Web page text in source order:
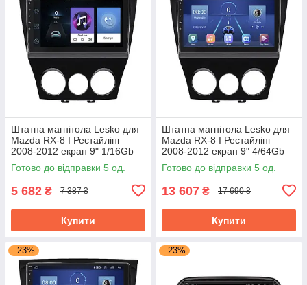
Штатна магнітола Lesko для
Mazda RX-8 I Рестайлінг
2008-2012 екран 9" 1/16Gb
Wi-Fi GPS Base
Готово до відправки 5 од.
5 682 ₴ 7 387 ₴
Купити
Штатна магнітола Lesko для
Mazda RX-8 I Рестайлінг
2008-2012 екран 9" 4/64Gb
4G Wi-Fi GPS Top
Готово до відправки 5 од.
13 607 ₴ 17 690 ₴
Купити
–23% –23%